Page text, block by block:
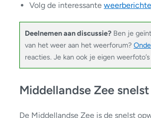
Volg de interessante
Deelnemen aan discussie? Ben je
van het weer aan het weerforum?
reacties. Je kan ook je eigen
Middellandse Zee
De Middellandse Zee is de snelst